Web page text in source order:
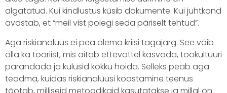
algatatud. Kui kindlustus küsib dokumente. Kui juhtkond
avastab, et “meil vist polegi seda päriselt tehtud”.
Aga riskianalüüs ei pea olema kriisi tagajärg. See võib
olla ka tööriist, mis aitab ettevõttel kasvada, töökultuuri
parandada ja kulusid kokku hoida. Selleks peab aga
teadma, kuidas riskianalüüsi koostamine teenus
töötab, milliseid metoodikaid kasutatakse ja millal on